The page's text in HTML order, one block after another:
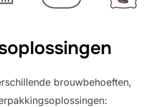
brouwbehoeften,